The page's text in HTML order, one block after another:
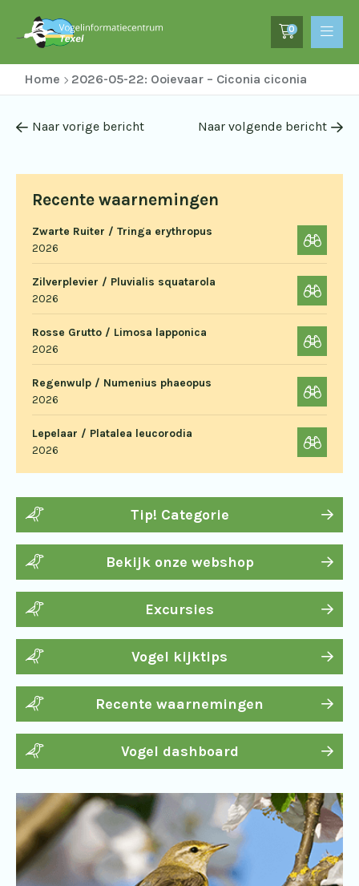
0
Home 2026-05-22: Ooievaar – Ciconia ciconia
Recente waarnemingen
Zwarte Ruiter / Tringa erythropus
2026
Zilverplevier / Pluvialis squatarola
2026
Rosse Grutto / Limosa lapponica
2026
Regenwulp / Numenius phaeopus
2026
Lepelaar / Platalea leucorodia
2026
Tip! Categorie
Bekijk onze webshop
Excursies
Vogel kijktips
Recente waarnemingen
Vogel dashboard
Naar vorige bericht Naar volgende bericht